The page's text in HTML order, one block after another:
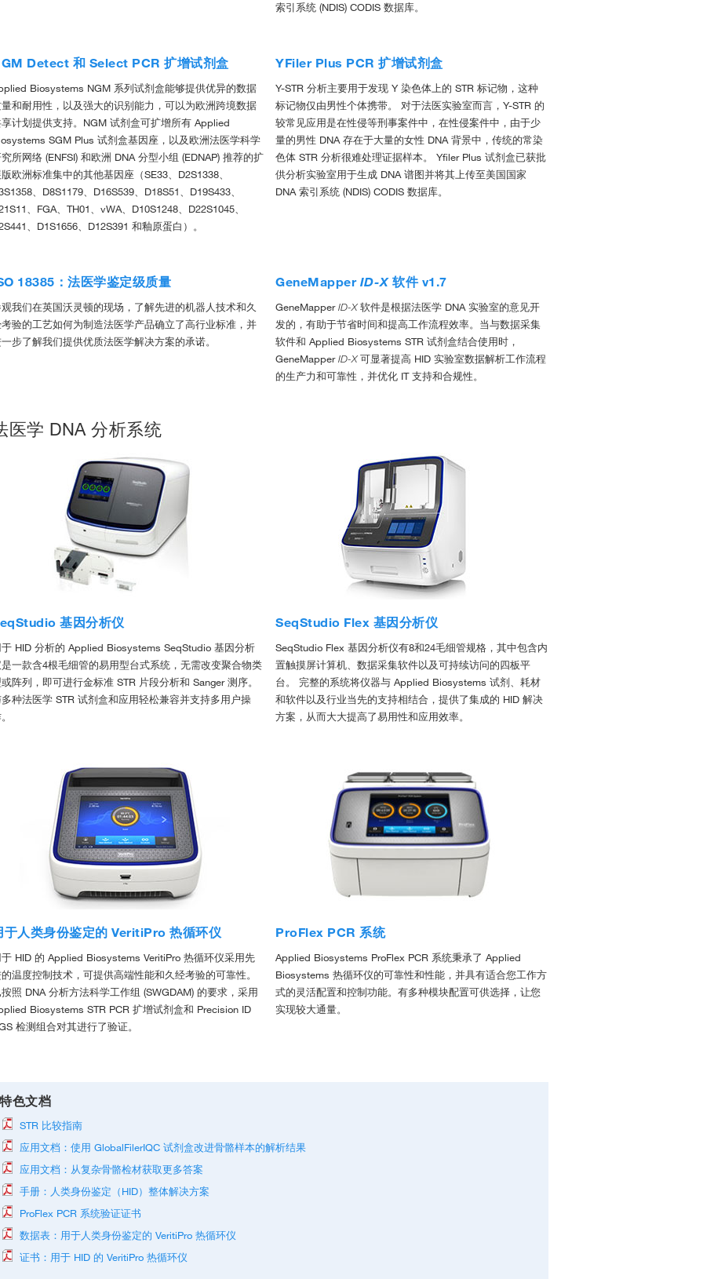
索引系统 (NDIS) CODIS 数据库。
Detect 和 Select PCR 扩增试剂盒
Biosystems NGM 系列试剂盒能够提供优异的数据
和耐用性，以及强大的识别能力，可以为欧洲跨境数据
计划提供支持。NGM 试剂盒可扩增所有 Applied
SGM Plus 试剂盒基因座，以及欧洲法医学科学
所网络 (ENFSI) 和欧洲 DNA 分型小组 (EDNAP) 推荐的扩
欧洲标准集中的其他基因座（SE33、D2S1338、
、D8S1179、D16S539、D18S51、D19S433、
、FGA、TH01、vWA、D10S1248、D22S1045、
、D1S1656、D12S391 和釉原蛋白）。
YFiler Plus PCR 扩增试剂盒
Y-STR 分析主要用于发现 Y 染色体上的 STR 标记物，这种
标记物仅由男性个体携带。 对于法医实验室而言，Y-STR 的
较常见应用是在性侵等刑事案件中，在性侵案件中，由于少
量的男性 DNA 存在于大量的女性 DNA 背景中，传统的常染
色体 STR 分析很难处理证据样本。 Yfiler Plus 试剂盒已获批
供分析实验室用于生成 DNA 谱图并将其上传至美国国家
DNA 索引系统 (NDIS) CODIS 数据库。
18385：法医学鉴定级质量
我们在英国沃灵顿的现场，了解先进的机器人技术和久
验的工艺如何为制造法医学产品确立了高行业标准，并
步了解我们提供优质法医学解决方案的承诺。
GeneMapper ID-X软件 v1.7
GeneMapperID-X软件是根据法医学 DNA 实验室的意见开
发的，有助于节省时间和提高工作流程效率。当与数据采集
软件和 Applied Biosystems STR 试剂盒结合使用时，
GeneMapperID-X可显著提高 HID 实验室数据解析工作流程
的生产力和可靠性，并优化 IT 支持和合规性。
医学 DNA 分析系统
基因分析仪
HID 分析的 Applied Biosystems SeqStudio 基因分析
一款含4根毛细管的易用型台式系统，无需改变聚合物类
阵列，即可进行金标准 STR 片段分析和 Sanger 测序。
种法医学 STR 试剂盒和应用轻松兼容并支持多用户操
SeqStudio Flex 基因分析仪
SeqStudio Flex 基因分析仪有8和24毛细管规格，其中包含内
置触摸屏计算机、数据采集软件以及可持续访问的四板平
台。 完整的系统将仪器与 Applied Biosystems 试剂、耗材
和软件以及行业当先的支持相结合，提供了集成的 HID 解决
方案，从而大大提高了易用性和应用效率。
于人类身份鉴定的 VeritiPro 热循环仪
HID 的 Applied Biosystems VeritiPro 热循环仪采用先
温度控制技术，可提供高端性能和久经考验的可靠性。
照 DNA 分析方法科学工作组 (SWGDAM) 的要求，采用
Biosystems STR PCR 扩增试剂盒和 Precision ID
检测组合对其进行了验证。
ProFlex PCR 系统
Applied Biosystems ProFlex PCR 系统秉承了 Applied
Biosystems 热循环仪的可靠性和性能，并具有适合您工作方
式的灵活配置和控制功能。有多种模块配置可供选择，让您
实现较大通量。
特色文档
STR 比较指南
应用文档：使用 GlobalFilerIQC 试剂盒改进骨骼样本的解析结果
应用文档：从复杂骨骼检材获取更多答案
手册：人类身份鉴定（HID）整体解决方案
ProFlex PCR 系统验证证书
数据表：用于人类身份鉴定的 VeritiPro 热循环仪
证书：用于 HID 的 VeritiPro 热循环仪